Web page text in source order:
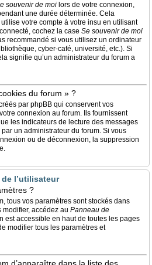
souvenir de moi lors de votre connexion,
une durée déterminée. Cela
votre compte à votre insu en utilisant
cochez la case Se souvenir de moi
recommandé si vous utilisez un ordinateur
cyber-café, université, etc.). Si
signifie qu’un administrateur du forum a
du forum » ?
par phpBB qui conservent vos
connexion au forum. Ils fournissent
les indicateurs de lecture des messages
un administrateur du forum. Si vous
ou de déconnexion, la suppression
l’utilisateur
?
tous vos paramètres sont stockés dans
accédez au Panneau de
est accessible en haut de toutes les pages
modifier tous les paramètres et